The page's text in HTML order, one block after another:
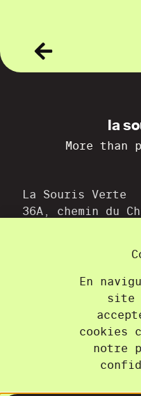
la
More than
La Souris Verte
36A, chemin du
En
site
cookies
notre